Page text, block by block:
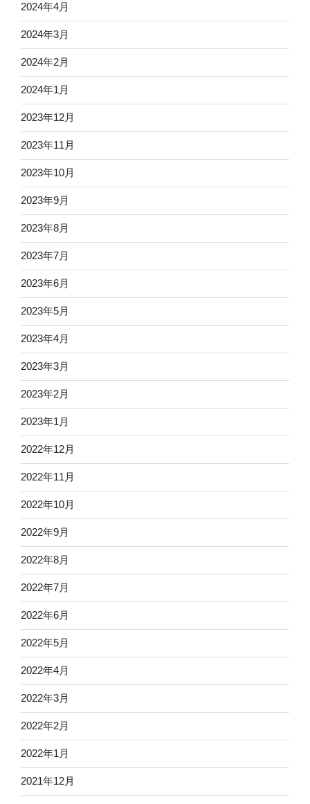
2024年4月
2024年3月
2024年2月
2024年1月
2023年12月
2023年11月
2023年10月
2023年9月
2023年8月
2023年7月
2023年6月
2023年5月
2023年4月
2023年3月
2023年2月
2023年1月
2022年12月
2022年11月
2022年10月
2022年9月
2022年8月
2022年7月
2022年6月
2022年5月
2022年4月
2022年3月
2022年2月
2022年1月
2021年12月